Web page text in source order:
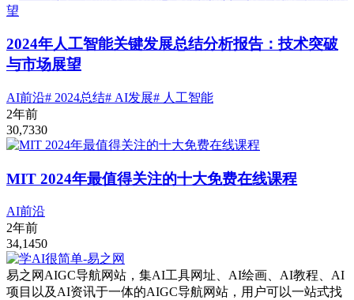
2024年人工智能关键发展总结分析报告：技术突破
与市场展望
AI前沿# 2024总结# AI发展# 人工智能
2年前
30,7330
MIT 2024年最值得关注的十大免费在线课程
AI前沿
2年前
34,1450
易之网AIGC导航网站，集AI工具网址、AI绘画、AI教程、AI
项目以及AI资讯于一体的AIGC导航网站，用户可以一站式找